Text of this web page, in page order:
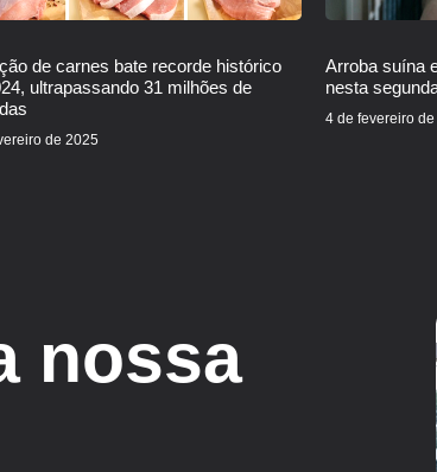
de carnes bate recorde histórico
ultrapassando 31 milhões de
de 2025
Arroba suína
nesta
4 de fevereiro
nossa